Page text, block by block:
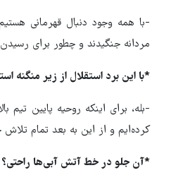
-با همه وجود دنبال قهرمانی
مردانه جنگیدند و چطور برای
*با این برد استقلال از زیر منگنه
-بله، برای اینکه روحیه پایین
کرده‌ایم و از این به بعد تمام
*آن جلو در خط آتش آبی‌ها راحتی؟